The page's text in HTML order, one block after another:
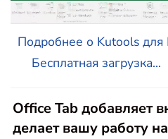
Подробнее о Kutools для
Бесплатная загрузка...
Office Tab добавляет
делает вашу работу